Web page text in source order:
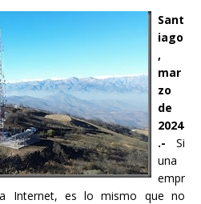
Sant
iago
,
mar
zo
de
2024
.- Si
una
empr
Internet, es lo mismo que no